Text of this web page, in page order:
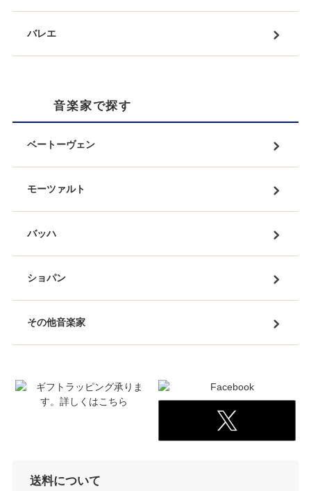
バレエ
音楽家で探す
ベートーヴェン
モーツァルト
バッハ
ショパン
その他音楽家
送料について